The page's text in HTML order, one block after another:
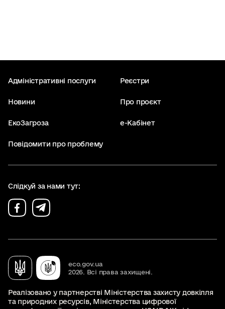
Адміністративні послуги Реєстри
Новини Про проєкт
ЕкоЗагроза е-Кабінет
Повідомити про проблему
Слідкуй за нами тут:
eco.gov.ua
2026. Всі права захищені.
Реалізовано у партнерстві Міністерства захисту довкілля
та природних ресурсів, Міністерства цифрової